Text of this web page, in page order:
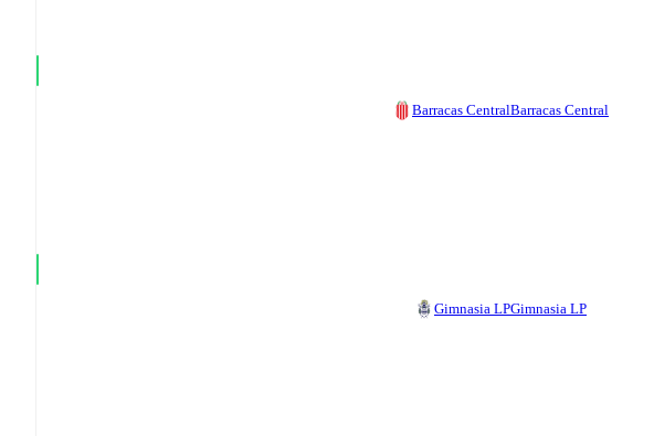
Barracas CentralBarracas Central
Gimnasia LPGimnasia LP